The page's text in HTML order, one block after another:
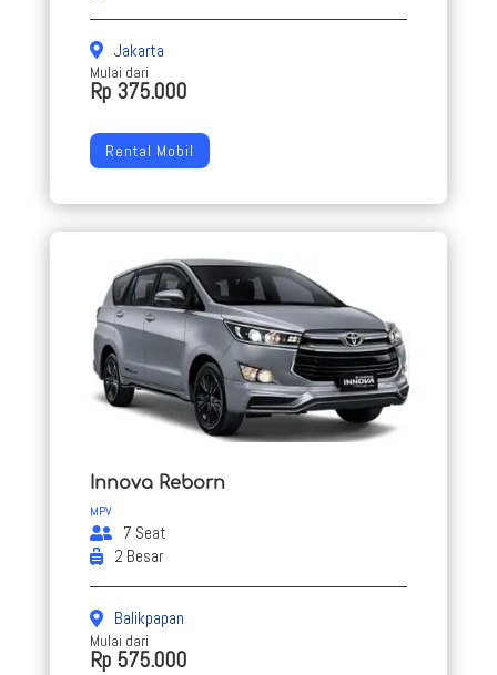
Jakarta
Mulai dari
Rp 375.000
Rental Mobil
Innova Reborn
MPV
7 Seat
2 Besar
Balikpapan
Mulai dari
Rp 575.000